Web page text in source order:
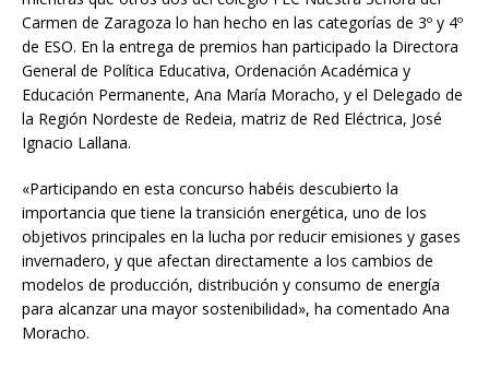
Carmen de Zaragoza lo han hecho en las categorías de 3º y 4º
de ESO. En la entrega de premios han participado la Directora
General de Política Educativa, Ordenación Académica y
Educación Permanente, Ana María Moracho, y el Delegado de
la Región Nordeste de Redeia, matriz de Red Eléctrica, José
Ignacio Lallana.
«Participando en esta concurso habéis descubierto la
importancia que tiene la transición energética, uno de los
objetivos principales en la lucha por reducir emisiones y gases
invernadero, y que afectan directamente a los cambios de
modelos de producción, distribución y consumo de energía
para alcanzar una mayor sostenibilidad», ha comentado Ana
Moracho.